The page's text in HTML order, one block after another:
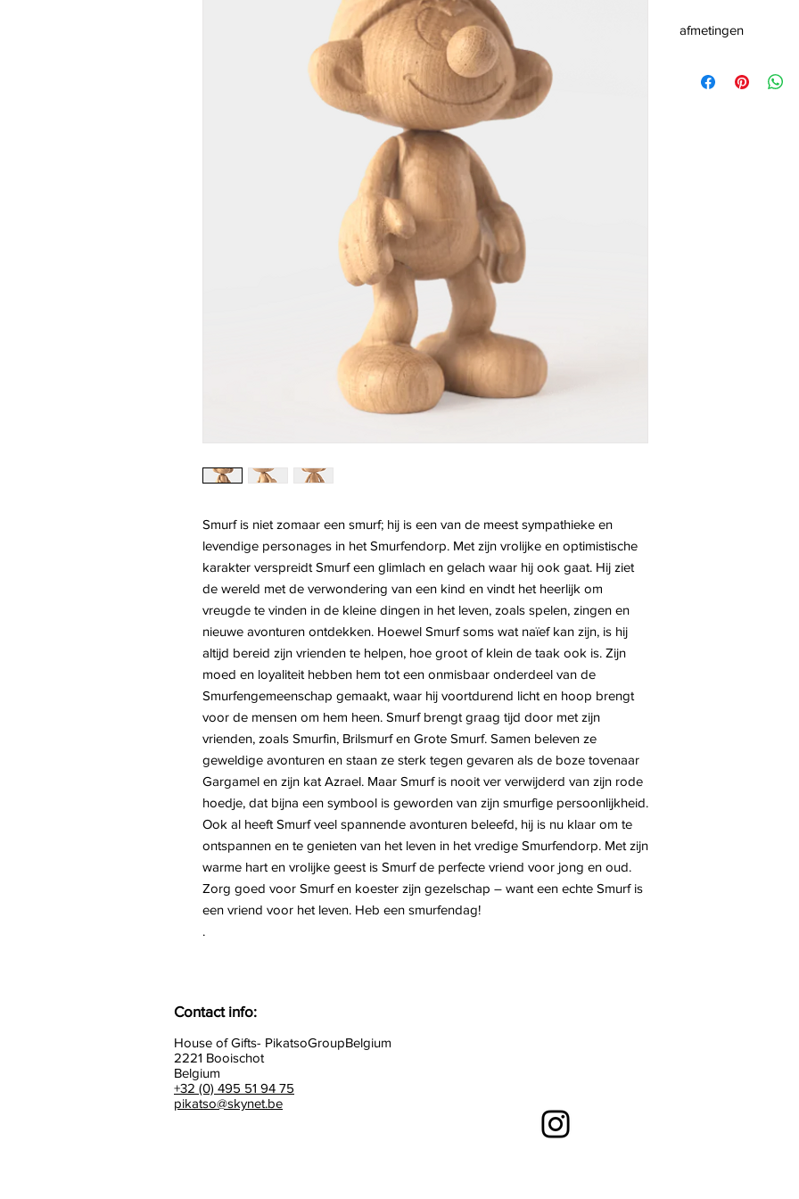
Smurf is niet zomaar een smurf; hij is een van de meest sympathieke en
levendige personages in het Smurfendorp. Met zijn vrolijke en optimistische
karakter verspreidt Smurf een glimlach en gelach waar hij ook gaat. Hij ziet
de wereld met de verwondering van een kind en vindt het heerlijk om
vreugde te vinden in de kleine dingen in het leven, zoals spelen, zingen en
nieuwe avonturen ontdekken. Hoewel Smurf soms wat naïef kan zijn, is hij
altijd bereid zijn vrienden te helpen, hoe groot of klein de taak ook is. Zijn
moed en loyaliteit hebben hem tot een onmisbaar onderdeel van de
Smurfengemeenschap gemaakt, waar hij voortdurend licht en hoop brengt
voor de mensen om hem heen. Smurf brengt graag tijd door met zijn
vrienden, zoals Smurfin, Brilsmurf en Grote Smurf. Samen beleven ze
geweldige avonturen en staan ​​ze sterk tegen gevaren als de boze tovenaar
Gargamel en zijn kat Azrael. Maar Smurf is nooit ver verwijderd van zijn rode
hoedje, dat bijna een symbool is geworden van zijn smurfige persoonlijkheid.
Ook al heeft Smurf veel spannende avonturen beleefd, hij is nu klaar om te
ontspannen en te genieten van het leven in het vredige Smurfendorp. Met zijn
warme hart en vrolijke geest is Smurf de perfecte vriend voor jong en oud.
Zorg goed voor Smurf en koester zijn gezelschap – want een echte Smurf is
een vriend voor het leven. Heb een smurfendag!
.
afmetingen
breedte 7,4 cm
Contact info:
House of Gifts- PikatsoGroupBelgium
2221 Booischot
Belgium
+32 (0) 495 51 94 75
pikatso@skynet.be